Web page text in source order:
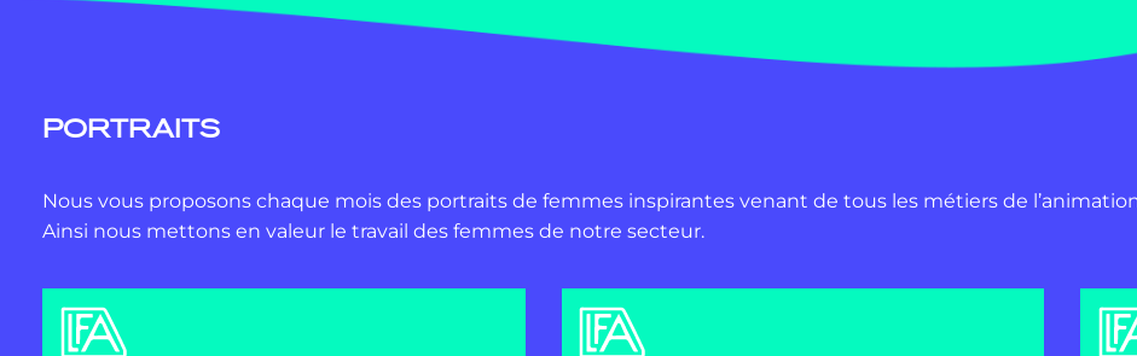
PORTRAITS
Nous vous proposons chaque mois des portraits de femmes inspirantes venant de tous les métiers de
Ainsi nous mettons en valeur le travail des femmes de notre secteur.